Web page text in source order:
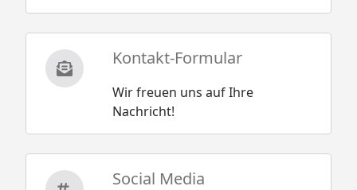
Kontakt-Formular
Wir freuen uns auf Ihre
Nachricht!
Social Media